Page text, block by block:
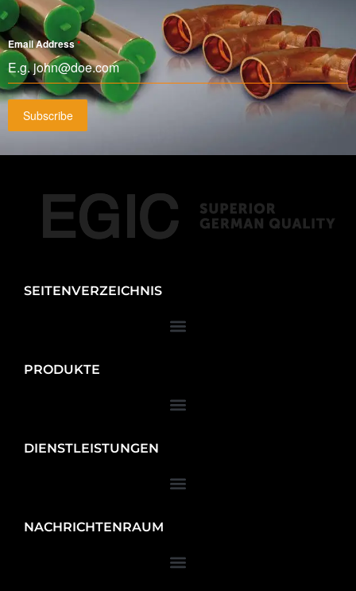
Email Address*
Subscribe
SEITENVERZEICHNIS
PRODUKTE
DIENSTLEISTUNGEN
NACHRICHTENRAUM